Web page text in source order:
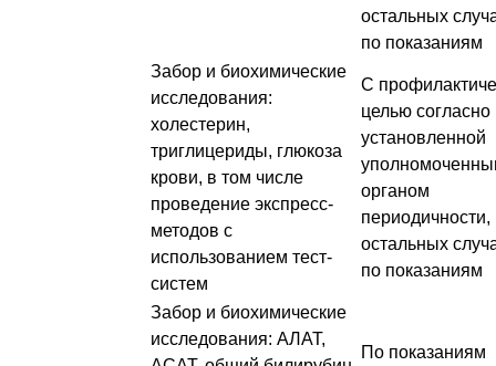
остальных
по показаниям
Забор и биохимические
исследования:
холестерин,
триглицериды, глюкоза
крови, в том числе
проведение экспресс-
методов с
использованием тест-
систем
С
целью согласно
установленной
органом
периодичности,
остальных
по показаниям
Забор и биохимические
исследования: АЛАТ,
По показаниям